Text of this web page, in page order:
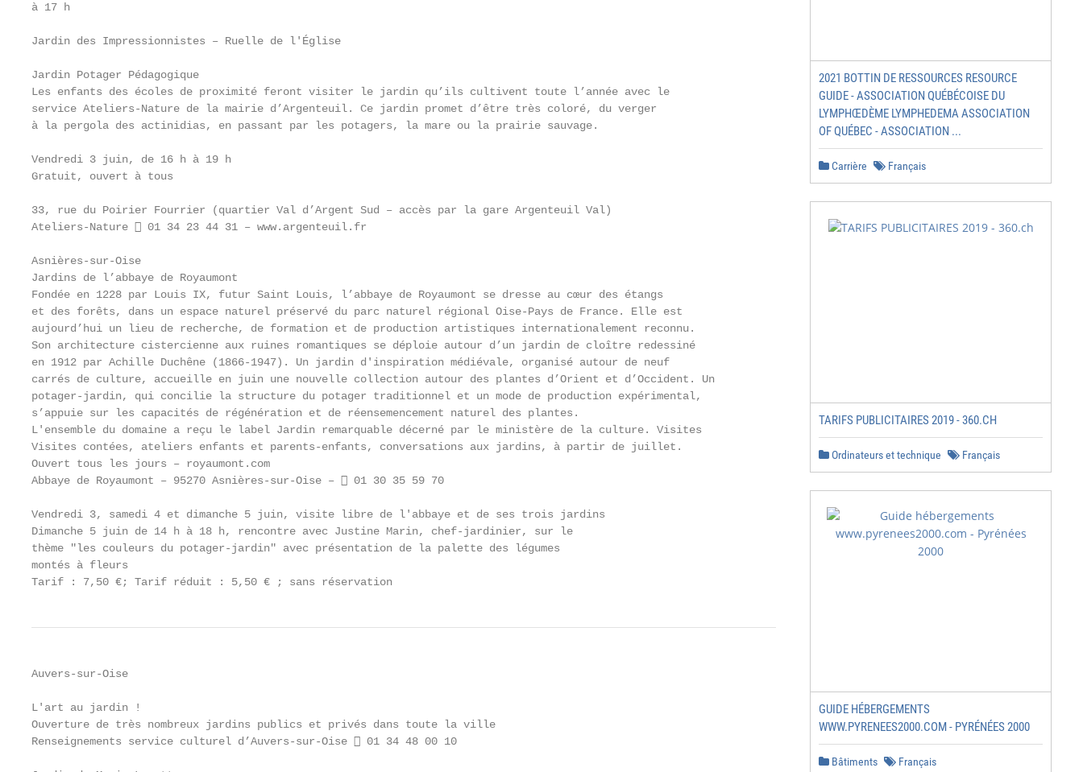
à 17 h
Jardin des Impressionnistes – Ruelle de l'Église
Jardin Potager Pédagogique
Les enfants des écoles de proximité feront visiter le jardin qu’ils cultivent toute l’année avec le
service Ateliers-Nature de la mairie d’Argenteuil. Ce jardin promet d’être très coloré, du verger
à la pergola des actinidias, en passant par les potagers, la mare ou la prairie sauvage.
Vendredi 3 juin, de 16 h à 19 h
Gratuit, ouvert à tous
33, rue du Poirier Fourrier (quartier Val d’Argent Sud – accès par la gare Argenteuil Val)
Ateliers-Nature  01 34 23 44 31 – www.argenteuil.fr
Asnières-sur-Oise
Jardins de l’abbaye de Royaumont
Fondée en 1228 par Louis IX, futur Saint Louis, l’abbaye de Royaumont se dresse au cœur des étangs
et des forêts, dans un espace naturel préservé du parc naturel régional Oise-Pays de France. Elle est
aujourd’hui un lieu de recherche, de formation et de production artistiques internationalement reconnu.
Son architecture cistercienne aux ruines romantiques se déploie autour d’un jardin de cloître redessiné
en 1912 par Achille Duchêne (1866-1947). Un jardin d'inspiration médiévale, organisé autour de neuf
carrés de culture, accueille en juin une nouvelle collection autour des plantes d’Orient et d’Occident. Un
potager-jardin, qui concilie la structure du potager traditionnel et un mode de production expérimental,
s’appuie sur les capacités de régénération et de réensemencement naturel des plantes.
L'ensemble du domaine a reçu le label Jardin remarquable décerné par le ministère de la culture. Visites
Visites contées, ateliers enfants et parents-enfants, conversations aux jardins, à partir de juillet.
Ouvert tous les jours – royaumont.com
Abbaye de Royaumont – 95270 Asnières-sur-Oise –  01 30 35 59 70
Vendredi 3, samedi 4 et dimanche 5 juin, visite libre de l'abbaye et de ses trois jardins
Dimanche 5 juin de 14 h à 18 h, rencontre avec Justine Marin, chef-jardinier, sur le
thème "les couleurs du potager-jardin" avec présentation de la palette des légumes
montés à fleurs
Tarif : 7,50 €; Tarif réduit : 5,50 € ; sans réservation
Auvers-sur-Oise
L'art au jardin !
Ouverture de très nombreux jardins publics et privés dans toute la ville
Renseignements service culturel d’Auvers-sur-Oise  01 34 48 00 10
2021 BOTTIN DE RESSOURCES RESOURCE
GUIDE - ASSOCIATION QUÉBÉCOISE DU
LYMPHŒDÈME LYMPHEDEMA ASSOCIATION
OF QUÉBEC - ASSOCIATION ...
Carrière Français
TARIFS PUBLICITAIRES 2019 - 360.CH
Ordinateurs et technique Français
GUIDE HÉBERGEMENTS
WWW.PYRENEES2000.COM - PYRÉNÉES 2000
Bâtiments Français